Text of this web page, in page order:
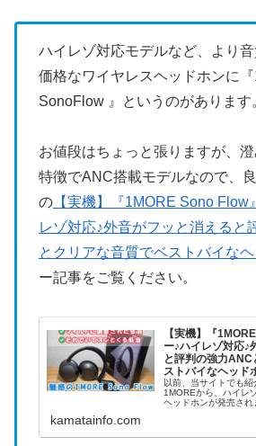
ハイレゾ対応モデルなど、より
価格なワイヤレスヘッドホンに
SonoFlow 』というのがあります
お値段はちょっと張りますが、
特徴でANC搭載モデルなので、
の 【実機】『1MORE Sono Flow
レゾ対応♪外音がフッと消えると
とクリアな音質でベストバイな
ー記事をご覧ください。
【実機】『
ー♪ハイレゾ対応♪
と評判の強力
ストバイなヘッド
以前、当サイトでも
1MOREから、ハイレ
ヘッドホンが発売されました♪ 今
で、率直な感想をレ
kamatainfo.com